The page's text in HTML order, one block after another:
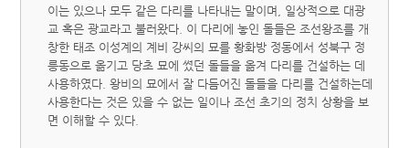
이는 있으나 모두 같은 다리를 나타내는 말이며, 일상적으로 대광
교 혹은 광교라고 불러왔다. 이 다리에 놓인 돌들은 조선왕조를 개
창한 태조 이성계의 계비 강씨의 묘를 황화방 정동에서 성북구 정
릉동으로 옮기고 당초 묘에 썼던 돌들을 옮겨 다리를 건설하는 데
사용하였다. 왕비의 묘에서 잘 다듬어진 돌들을 다리를 건설하는데
사용한다는 것은 있을 수 없는 일이나 조선 초기의 정치 상황을 보
면 이해할 수 있다.